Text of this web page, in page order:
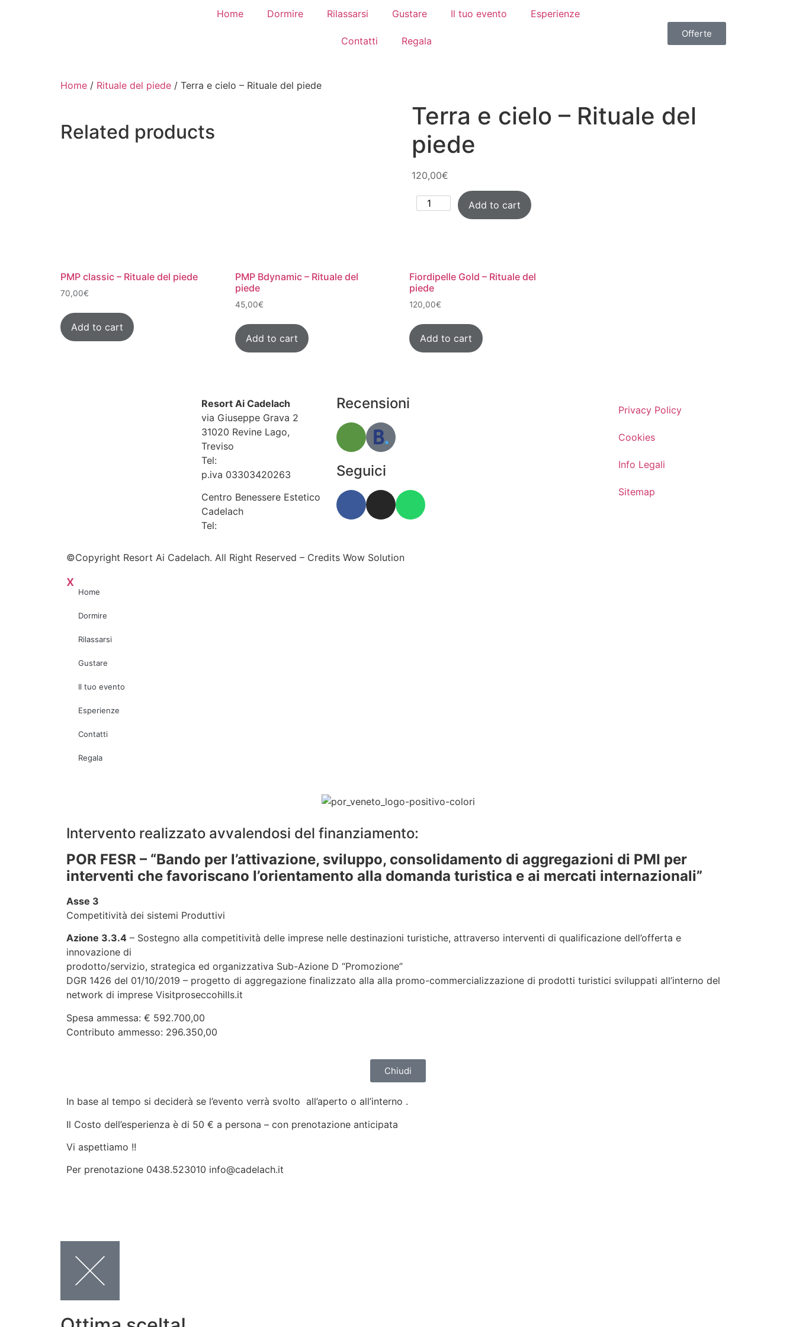
Home Dormire Rilassarsi Gustare Il tuo evento Esperienze
Contatti Regala
Offerte
Home / Rituale del piede / Terra e cielo – Rituale del piede
Terra e cielo – Rituale del
piede
120,00€
Add to cart
Related products
PMP classic – Rituale del piede
70,00€
Add to cart
PMP Bdynamic – Rituale del
piede
45,00€
Add to cart
Fiordipelle Gold – Rituale del
piede
120,00€
Add to cart
Resort Ai Cadelach
via Giuseppe Grava 2
31020 Revine Lago,
Treviso
Tel:
p.iva 03303420263
Centro Benessere Estetico
Cadelach
Tel:
Recensioni
Seguici
Privacy Policy
Cookies
Info Legali
Sitemap
©Copyright Resort Ai Cadelach. All Right Reserved – Credits Wow Solution
x
Home
Dormire
Rilassarsi
Gustare
Il tuo evento
Esperienze
Contatti
Regala
Intervento realizzato avvalendosi del finanziamento:
POR FESR – “Bando per l’attivazione, sviluppo, consolidamento di aggregazioni di PMI per
interventi che favoriscano l’orientamento alla domanda turistica e ai mercati internazionali”
Asse 3
Competitività dei sistemi Produttivi
Azione 3.3.4 – Sostegno alla competitività delle imprese nelle destinazioni turistiche, attraverso interventi di qualificazione dell’offerta e
innovazione di
prodotto/servizio, strategica ed organizzativa Sub-Azione D “Promozione”
DGR 1426 del 01/10/2019 – progetto di aggregazione finalizzato alla alla promo-commercializzazione di prodotti turistici sviluppati all’interno del
network di imprese Visitproseccohills.it
Spesa ammessa: € 592.700,00
Contributo ammesso: 296.350,00
Chiudi
In base al tempo si deciderà se l’evento verrà svolto all’aperto o all’interno .
Il Costo dell’esperienza è di 50 € a persona – con prenotazione anticipata
Vi aspettiamo !!
Per prenotazione 0438.523010 info@cadelach.it